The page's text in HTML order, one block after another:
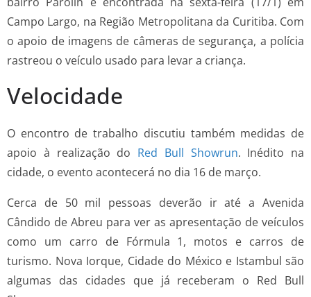
Campo Largo, na Região Metropolitana da Curitiba. Com
o apoio de imagens de câmeras de segurança, a polícia
rastreou o veículo usado para levar a criança.
Velocidade
O encontro de trabalho discutiu também medidas de
apoio à realização do Red Bull Showrun. Inédito na
cidade, o evento acontecerá no dia 16 de março.
Cerca de 50 mil pessoas deverão ir até a Avenida
Cândido de Abreu para ver as apresentação de veículos
como um carro de Fórmula 1, motos e carros de
turismo. Nova Iorque, Cidade do México e Istambul são
algumas das cidades que já receberam o Red Bull